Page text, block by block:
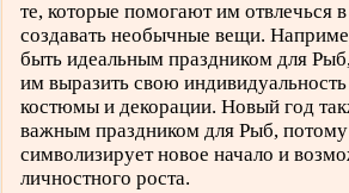
те, которые помогают им отвлечься
создавать необычные вещи.
быть идеальным праздником для
им выразить свою
костюмы и декорации. Новый год
важным праздником для Рыб,
символизирует новое начало и
личностного роста.